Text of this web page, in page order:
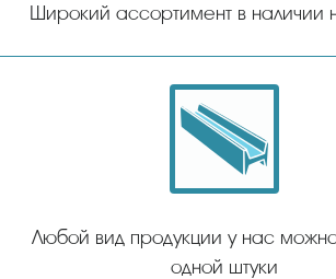
Широкий ассортимент в наличии
Любой вид продукции у нас можно
одной штуки